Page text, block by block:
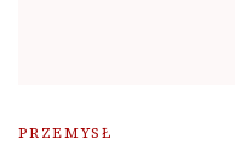
PRZEMYSŁ